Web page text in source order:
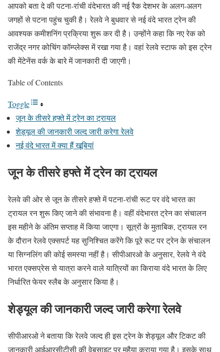
आपको बता दे की पटना-रांची वंदेभारत की नई रैक देशभर के अलग-अलग
जगहों से पटना पहुंच चुकी है। रेलवे ने बुधवार से नई वंदे भारत ट्रेन की
आवश्यक कमीशनिंग प्रक्रिया शुरू कर दी है। उन्होंने कहा कि नए रेक को
राजेंद्र नगर कोचिंग कॉम्प्लेक्स में रखा गया है। वहां रेलवे स्टाफ को इस ट्रेन
की मेंटेनेंस वर्क के बारे में जानकारी दी जाएगी।
Table of Contents
Toggle
जून के तीसरे हफ्ते में ट्रेन का ट्रायल
शेड्यूल की जानकारी जल्द जारी करेगा रेलवे
नई वंदे भारत में क्या हैं खूबियां
जून के तीसरे हफ्ते में ट्रेन का ट्रायल
रेलवे की ओर से जून के तीसरे हफ्ते में पटना-रांची रूट पर वंदे भारत का
ट्रायल रन शुरू किए जाने की संभावना है। वहीं वंदेभारत ट्रेन का संचालन
इस महीने के अंतिम सप्ताह में किया जाएगा। सूत्रों के मुताबिक, ट्रायल रन
के दौरान रेलवे एक्सपर्ट यह सुनिश्चित करेंगे कि पूरे रूट पर ट्रेन के संचालन
या सिग्नलिंग की कोई समस्या नहीं है। सीपीआरओ के अनुसार, रेलवे ने वंदे
भारत एक्सप्रेस से यात्रा करने वाले यात्रियों का किराया वंदे भारत के लिए
निर्धारित फेयर स्लैब के अनुसार किया है।
शेड्यूल की जानकारी जल्द जारी करेगा रेलवे
सीपीआरओ ने बताया कि रेलवे जल्द ही इस ट्रेन के शेड्यूल और टिकट की
जानकारी आईआरसीटीसी की वेबसाइट पर मुहैया कराया गया है। इसके साथ